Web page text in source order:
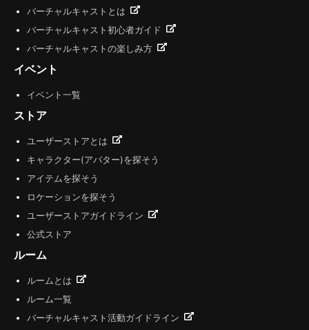
バーチャルキャストとは
バーチャルキャスト初心者ガイド
バーチャルキャストの楽しみ方
イベント
イベント一覧
ストア
ユーザーストアとは
キャラクター(アバター)を探そう
アイテムを探そう
ロケーションを探そう
ユーザーストアガイドライン
公式ストア
ルーム
ルームとは
ルーム一覧
バーチャルキャスト活動ガイドライン